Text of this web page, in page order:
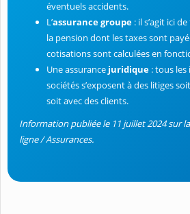
éventuels accidents.
L’assurance groupe : il s’agit ici
la pension dont les taxes sont
cotisations sont calculées en
Une assurance juridique : tous
sociétés s’exposent à des litiges
soit avec des clients.
Information publiée le 11 juillet 2024sur
ligne / Assurances.